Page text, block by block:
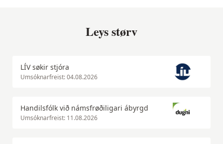
Leys størv
LÍV søkir stjóra
Umsóknarfreist: 04.08.2026
Handilsfólk við námsfrøðiligari ábyrgd
Umsóknarfreist: 11.08.2026